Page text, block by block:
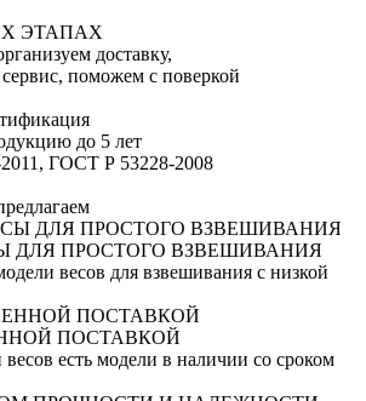
ЭТАПАХ
доставку,
поможем с поверкой
до 5 лет
ГОСТ Р 53228-2008
ДЛЯ ПРОСТОГО ВЗВЕШИВАНИЯ
весов для взвешивания с низкой
ПОСТАВКОЙ
есть модели в наличии со сроком